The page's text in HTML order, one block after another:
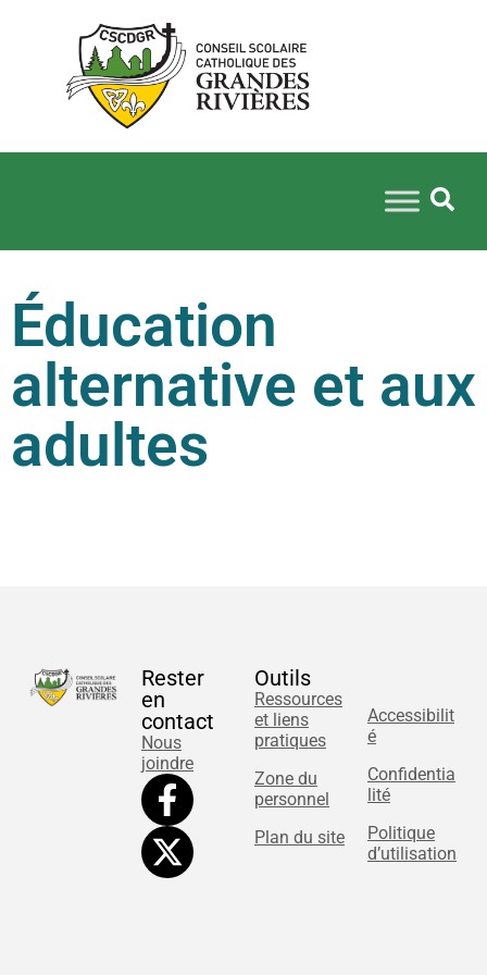
Éducation
alternative et aux
adultes
Rester
en
contact
Nous
joindre
Outils
Ressources
et liens
pratiques
Zone du
personnel
Plan du site
Accessibilit
é
Confidentia
lité
Politique
d’utilisation